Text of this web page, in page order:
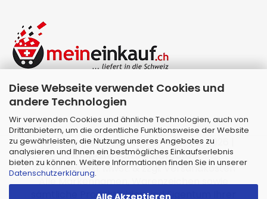
Diese Webseite verwendet Cookies und
andere Technologien
Wir verwenden Cookies und ähnliche Technologien, auch von
Drittanbietern, um die ordentliche Funktionsweise der Website
zu gewährleisten, die Nutzung unseres Angebotes zu
analysieren und Ihnen ein bestmögliches Einkaufserlebnis
bieten zu können. Weitere Informationen finden Sie in unserer
Datenschutzerklärung.
Alle Akzeptieren
Webshop erstellenmit Gambio.de © 2026 |
Template vonJungCreative.
Alle Preise inkl. MwSt. & zzgl. Versandkosten
Alle Markennamen, Warenzeichen sowie
sämtliche Produktbilder sind Eigentum Ihrer